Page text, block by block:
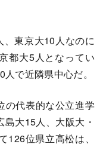
東京大10人なのに
都大5人となってい
で近隣県中心だ。
の代表的な公立進学
大15人、大阪大・
位県立高松は、